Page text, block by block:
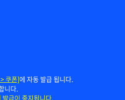
쿠폰]에 자동 발급 됩니다.
니다.
급이 중지됩니다.